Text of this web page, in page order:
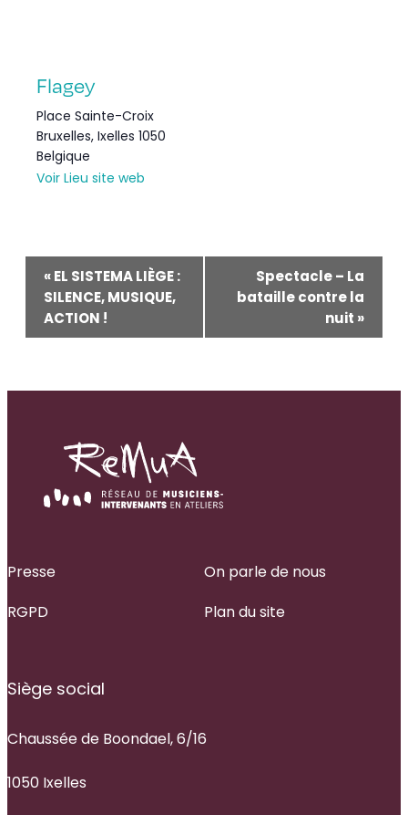
Flagey
Place Sainte-Croix
Bruxelles, Ixelles 1050
Belgique
Voir Lieu site web
Navigation
Évènement
«EL SISTEMA LIÈGE :
SILENCE, MUSIQUE,
ACTION !
Spectacle – La
bataille contre la
nuit »
Presse
On parle de nous
RGPD
Plan du site
Siège social
Chaussée de Boondael, 6/16
1050 Ixelles